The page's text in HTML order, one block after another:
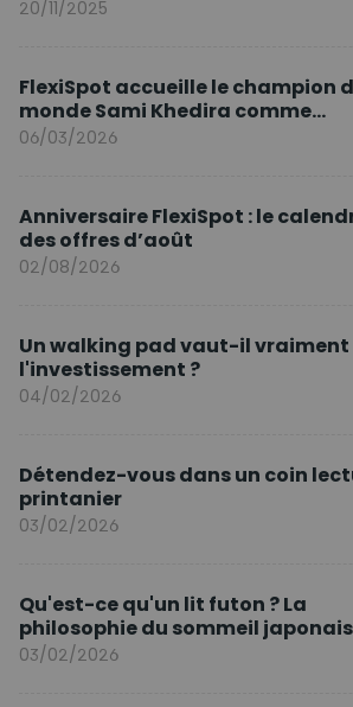
20/11/2025
FlexiSpot accueille le champion
monde Sami Khedira comme
ambassadeur de la marque en
06/03/2026
Anniversaire FlexiSpot : le
des offres d’août
02/08/2026
Un walking pad vaut-il vraiment
l'investissement ?
04/02/2026
Détendez-vous dans un coin
printanier
03/02/2026
Qu'est-ce qu'un lit futon ? La
philosophie du sommeil japonais
03/02/2026